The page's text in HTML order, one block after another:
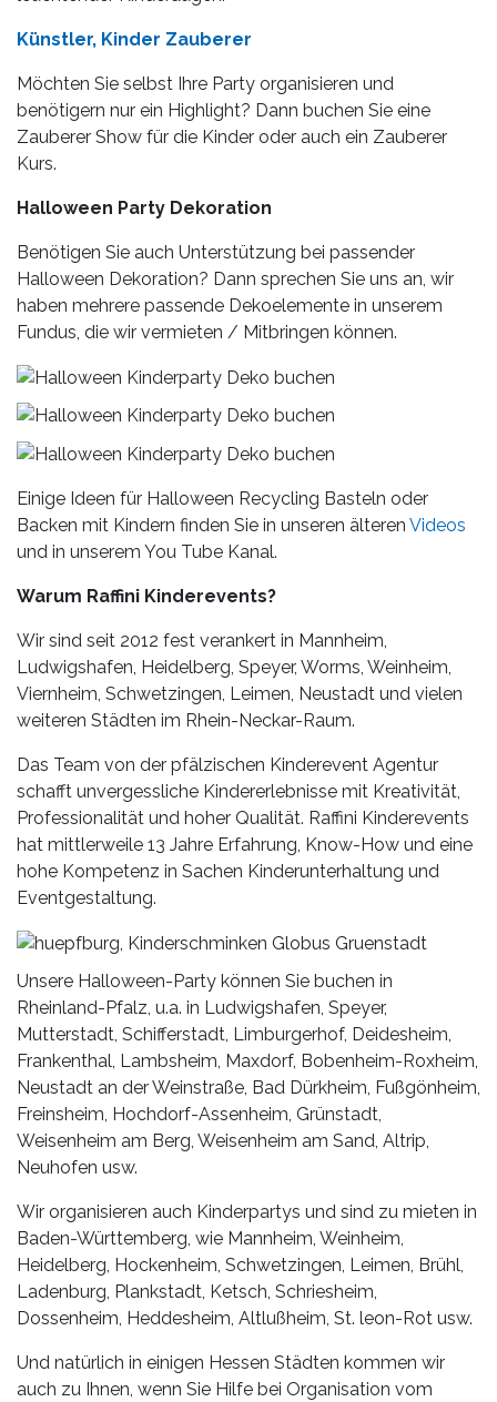
Künstler, Kinder Zauberer
Möchten Sie selbst Ihre Party organisieren und
benötigern nur ein Highlight? Dann buchen Sie eine
Zauberer Show für die Kinder oder auch ein Zauberer
Kurs.
Halloween Party Dekoration
Benötigen Sie auch Unterstützung bei passender
Halloween Dekoration? Dann sprechen Sie uns an, wir
haben mehrere passende Dekoelemente in unserem
Fundus, die wir vermieten / Mitbringen können.
Einige Ideen für Halloween Recycling Basteln oder
Backen mit Kindern finden Sie in unseren älteren Videos
und in unserem You Tube Kanal.
Warum Raffini Kinderevents?
Wir sind seit 2012 fest verankert in Mannheim,
Ludwigshafen, Heidelberg, Speyer, Worms, Weinheim,
Viernheim, Schwetzingen, Leimen, Neustadt und vielen
weiteren Städten im Rhein-Neckar-Raum.
Das Team von der pfälzischen Kinderevent Agentur
schafft unvergessliche Kindererlebnisse mit Kreativität,
Professionalität und hoher Qualität. Raffini Kinderevents
hat mittlerweile 13 Jahre Erfahrung, Know-How und eine
hohe Kompetenz in Sachen Kinderunterhaltung und
Eventgestaltung.
Unsere Halloween-Party können Sie buchen in
Rheinland-Pfalz, u.a. in Ludwigshafen, Speyer,
Mutterstadt, Schifferstadt, Limburgerhof, Deidesheim,
Frankenthal, Lambsheim, Maxdorf, Bobenheim-Roxheim,
Neustadt an der Weinstraße, Bad Dürkheim, Fußgönheim,
Freinsheim, Hochdorf-Assenheim, Grünstadt,
Weisenheim am Berg, Weisenheim am Sand, Altrip,
Neuhofen usw.
Wir organisieren auch Kinderpartys und sind zu mieten in
Baden-Württemberg, wie Mannheim, Weinheim,
Heidelberg, Hockenheim, Schwetzingen, Leimen, Brühl,
Ladenburg, Plankstadt, Ketsch, Schriesheim,
Dossenheim, Heddesheim, Altlußheim, St. leon-Rot usw.
Und natürlich in einigen Hessen Städten kommen wir
auch zu Ihnen, wenn Sie Hilfe bei Organisation vom